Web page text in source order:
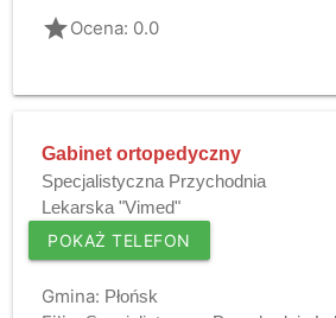
gradeOcena: 0.0
Gabinet ortopedyczny
Specjalistyczna Przychodnia
Lekarska "Vimed"
POKAŻ TELEFON
Gmina: Płońsk